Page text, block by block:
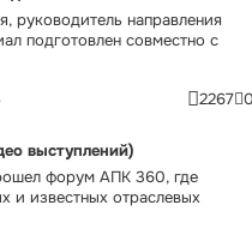
руководитель направления
подготовлен совместно с
2267
выступлений)
форум АПК 360, где
и известных отраслевых